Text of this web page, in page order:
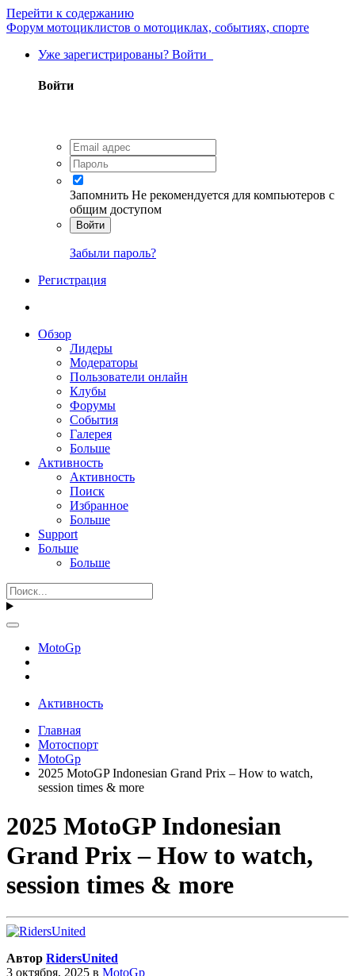
Перейти к содержанию
Форум мотоциклистов о мотоциклах, событиях, спорте
Уже зарегистрированы? Войти
Войти
Запомнить Не рекомендуется для компьютеров с
общим доступом
Войти
Забыли пароль?
Регистрация
Обзор
Лидеры
Модераторы
Пользователи онлайн
Клубы
Форумы
События
Галерея
Больше
Активность
Активность
Поиск
Избранное
Больше
Support
Больше
Больше
MotoGp
Активность
Главная
Мотоспорт
MotoGp
2025 MotoGP Indonesian Grand Prix – How to watch,
session times & more
2025 MotoGP Indonesian
Grand Prix – How to watch,
session times & more
Автор RidersUnited
3 октября, 2025 в MotoGp